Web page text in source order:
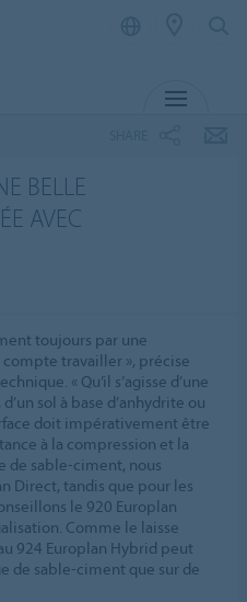
BELLE
AVEC
toujours par une
travailler », précise
« Qu’il s’agisse d’une
sol à base d’anhydrite ou
doit impérativement être
à la compression et la
de sable-ciment, nous
Direct, tandis que pour les
le 920 Europlan
Comme le laisse
924 Europlan Hybrid peut
de sable-ciment que sur de